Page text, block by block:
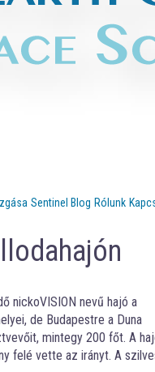
Sentinel Blog Rólunk
nickoVISION nevű hajó a
de Budapestre a Duna
mintegy 200 főt. A
felé vette az irányt. A